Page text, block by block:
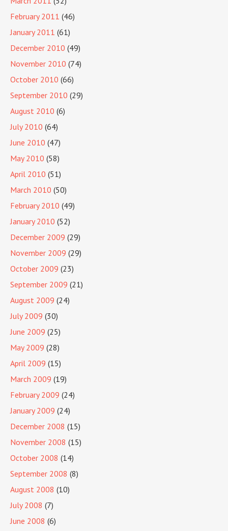
February 2011 (46)
January 2011 (61)
December 2010 (49)
November 2010 (74)
October 2010 (66)
September 2010 (29)
August 2010 (6)
July 2010 (64)
June 2010 (47)
May 2010 (58)
April 2010 (51)
March 2010 (50)
February 2010 (49)
January 2010 (52)
December 2009 (29)
November 2009 (29)
October 2009 (23)
September 2009 (21)
August 2009 (24)
July 2009 (30)
June 2009 (25)
May 2009 (28)
April 2009 (15)
March 2009 (19)
February 2009 (24)
January 2009 (24)
December 2008 (15)
November 2008 (15)
October 2008 (14)
September 2008 (8)
August 2008 (10)
July 2008 (7)
June 2008 (6)